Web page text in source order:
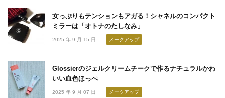
女っぷりもテンションもアガる！シャネルのコンパクト
ミラーは「オトナのたしなみ」
2025 年 9 月 15 日 メークアップ
Glossierのジェルクリームチークで作るナチュラルかわ
いい血色ほっぺ
2025 年 9 月 07 日 メークアップ